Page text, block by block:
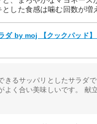
した食感は噛む回数が増
ダ by moj 【クックパッド
きるサッパリとしたサラダ
よく合い美味しいです。 献